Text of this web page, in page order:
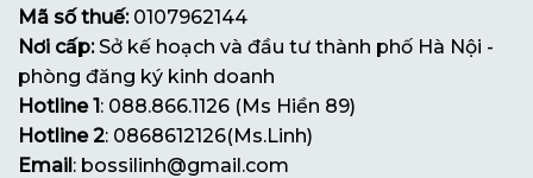
Mã số thuế:0107962144
Nơi cấp:Sở kế hoạch và đầu tư thành phố Hà Nội -
phòng đăng ký kinh doanh
Hotline 1: 088.866.1126 (Ms Hiền 89)
Hotline 2: 0868612126(Ms.Linh)
Email: bossilinh@gmail.com